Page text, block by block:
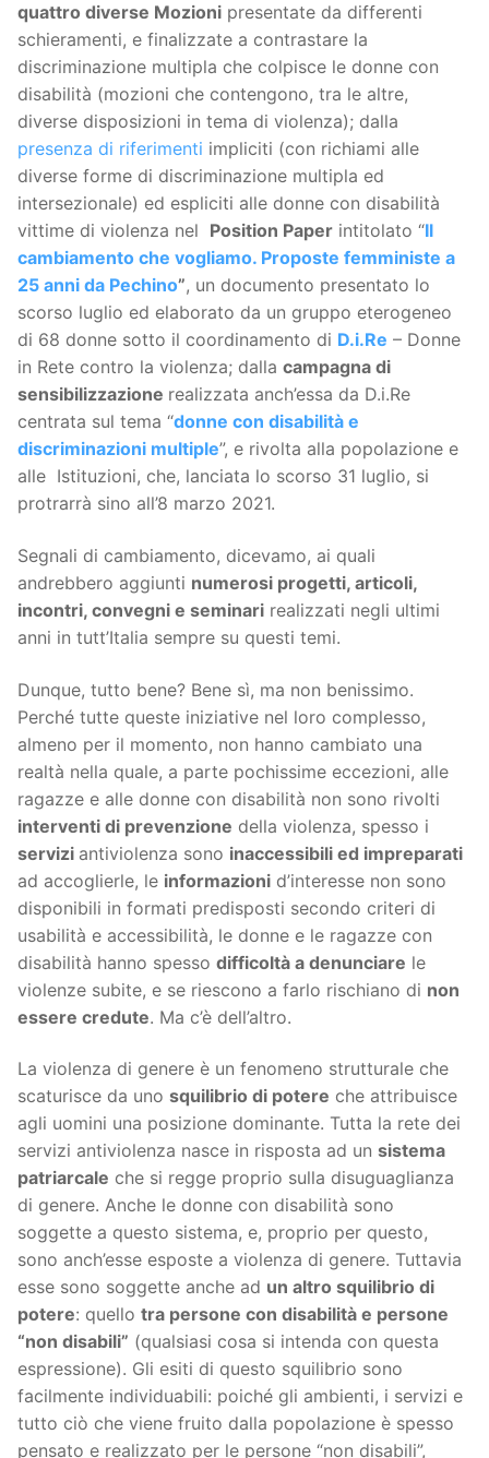
quattro diverse Mozioni presentate da differenti
schieramenti, e finalizzate a contrastare la
discriminazione multipla che colpisce le donne con
disabilità (mozioni che contengono, tra le altre,
diverse disposizioni in tema di violenza); dalla
presenza di riferimenti impliciti (con richiami alle
diverse forme di discriminazione multipla ed
intersezionale) ed espliciti alle donne con disabilità
vittime di violenza nel Position Paper intitolato “Il
cambiamento che vogliamo. Proposte femministe a
25 anni da Pechino”, un documento presentato lo
scorso luglio ed elaborato da un gruppo eterogeneo
di 68 donne sotto il coordinamento di D.i.Re – Donne
in Rete contro la violenza; dalla campagna di
sensibilizzazione realizzata anch’essa da D.i.Re
centrata sul tema “donne con disabilità e
discriminazioni multiple”, e rivolta alla popolazione e
alle Istituzioni, che, lanciata lo scorso 31 luglio, si
protrarrà sino all’8 marzo 2021.
Segnali di cambiamento, dicevamo, ai quali
andrebbero aggiunti numerosi progetti, articoli,
incontri, convegni e seminari realizzati negli ultimi
anni in tutt’Italia sempre su questi temi.
Dunque, tutto bene? Bene sì, ma non benissimo.
Perché tutte queste iniziative nel loro complesso,
almeno per il momento, non hanno cambiato una
realtà nella quale, a parte pochissime eccezioni, alle
ragazze e alle donne con disabilità non sono rivolti
interventi di prevenzione della violenza, spesso i
servizi antiviolenza sono inaccessibili ed impreparati
ad accoglierle, le informazioni d’interesse non sono
disponibili in formati predisposti secondo criteri di
usabilità e accessibilità, le donne e le ragazze con
disabilità hanno spesso difficoltà a denunciare le
violenze subite, e se riescono a farlo rischiano di non
essere credute. Ma c’è dell’altro.
La violenza di genere è un fenomeno strutturale che
scaturisce da uno squilibrio di potere che attribuisce
agli uomini una posizione dominante. Tutta la rete dei
servizi antiviolenza nasce in risposta ad un sistema
patriarcale che si regge proprio sulla disuguaglianza
di genere. Anche le donne con disabilità sono
soggette a questo sistema, e, proprio per questo,
sono anch’esse esposte a violenza di genere. Tuttavia
esse sono soggette anche ad un altro squilibrio di
potere: quello tra persone con disabilità e persone
“non disabili” (qualsiasi cosa si intenda con questa
espressione). Gli esiti di questo squilibrio sono
facilmente individuabili: poiché gli ambienti, i servizi e
tutto ciò che viene fruito dalla popolazione è spesso
pensato e realizzato per le persone “non disabili”,